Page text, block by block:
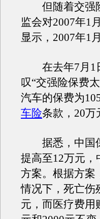
但随着交强险
监会对2007年1
显示，2007年1
在去年7月1日
叹“交强险保费
汽车的保费为
车险条款，20万
据悉，中国保
提高至12万元
方案。根据方案
情况下，死亡伤
元，而医疗费用